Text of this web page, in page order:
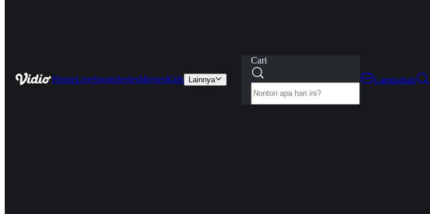
HomeLiveSportsSeriesMoviesKids Lainnya
Cari
Langganan